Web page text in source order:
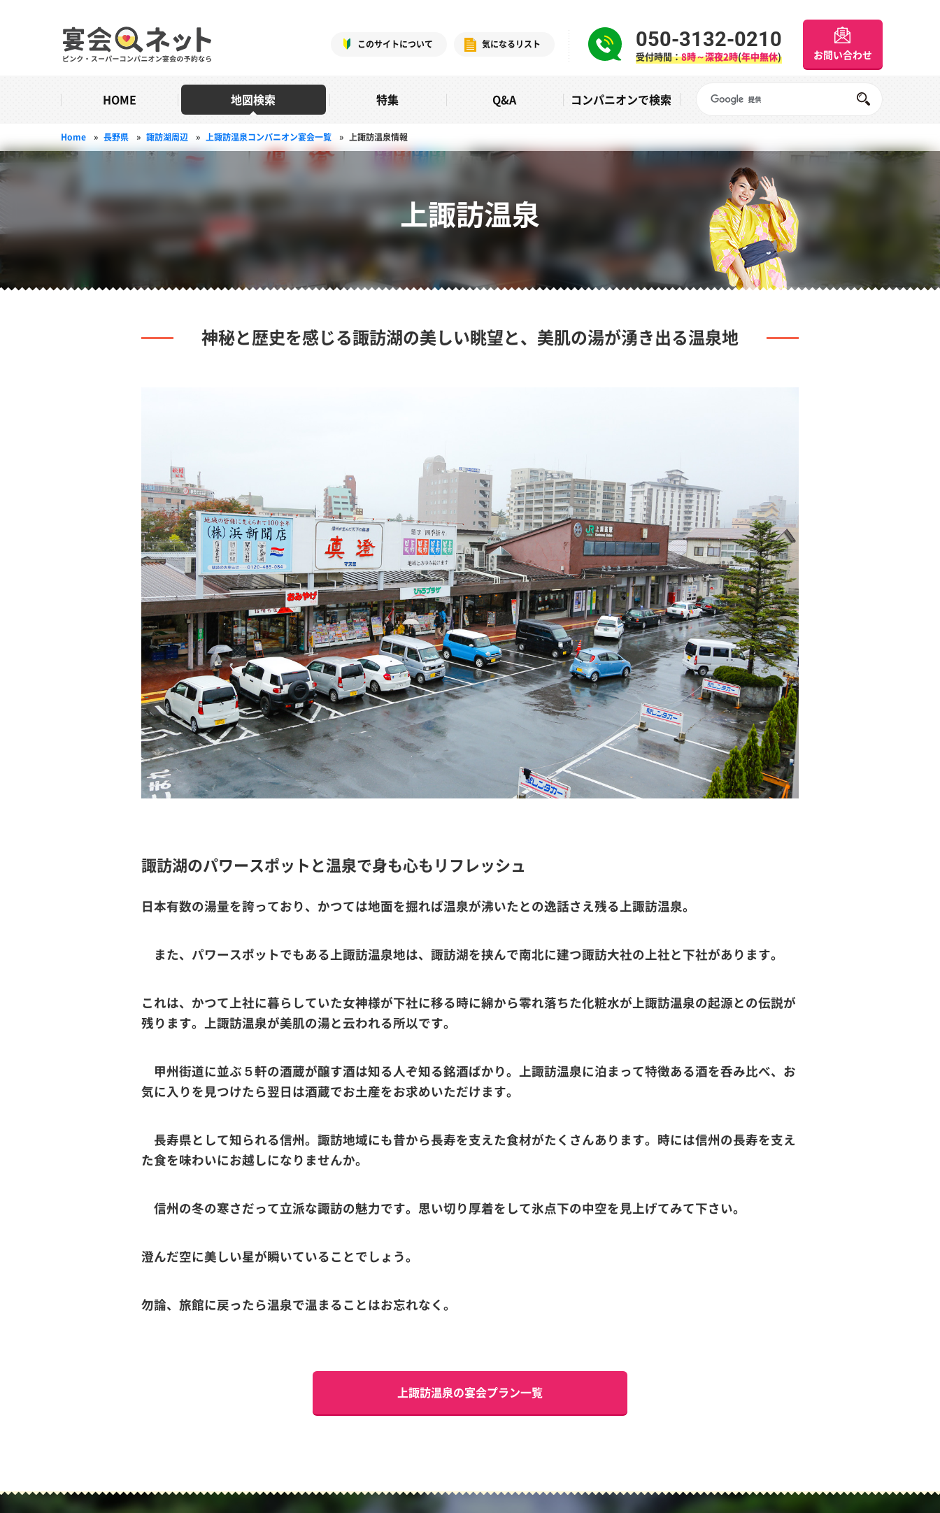
このサイトについて 気になるリスト 050-3132-0210
受付時間：8時～深夜2時(年中無休) お問い合わせ
HOME 地図検索 特集 Q&A コンパニオンで検索
Home » 長野県 » 諏訪湖周辺 » 上諏訪温泉コンパニオン宴会一覧 » 上諏訪温泉情報
上諏訪温泉
神秘と歴史を感じる諏訪湖の美しい眺望と、美肌の湯が湧き出る温泉地
諏訪湖のパワースポットと温泉で身も心もリフレッシュ
日本有数の湯量を誇っており、かつては地面を掘れば温泉が沸いたとの逸話さえ残る上諏訪温泉。
また、パワースポットでもある上諏訪温泉地は、諏訪湖を挟んで南北に建つ諏訪大社の上社と下社があります。
これは、かつて上社に暮らしていた女神様が下社に移る時に綿から零れ落ちた化粧水が上諏訪温泉の起源との伝説が
残ります。上諏訪温泉が美肌の湯と云われる所以です。
甲州街道に並ぶ５軒の酒蔵が醸す酒は知る人ぞ知る銘酒ばかり。上諏訪温泉に泊まって特徴ある酒を呑み比べ、お
気に入りを見つけたら翌日は酒蔵でお土産をお求めいただけます。
長寿県として知られる信州。諏訪地域にも昔から長寿を支えた食材がたくさんあります。時には信州の長寿を支え
た食を味わいにお越しになりませんか。
信州の冬の寒さだって立派な諏訪の魅力です。思い切り厚着をして氷点下の中空を見上げてみて下さい。
澄んだ空に美しい星が瞬いていることでしょう。
勿論、旅館に戻ったら温泉で温まることはお忘れなく。
上諏訪温泉の宴会プラン一覧